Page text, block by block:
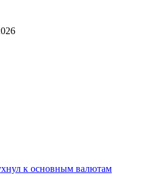
к основным валютам